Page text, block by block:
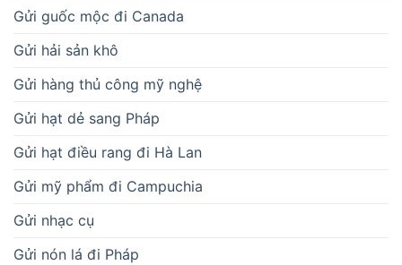
Gửi guốc mộc đi Canada
Gửi hải sản khô
Gửi hàng thủ công mỹ nghệ
Gửi hạt dẻ sang Pháp
Gửi hạt điều rang đi Hà Lan
Gửi mỹ phẩm đi Campuchia
Gửi nhạc cụ
Gửi nón lá đi Pháp